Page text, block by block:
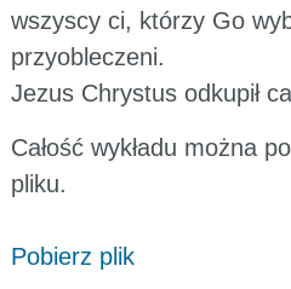
wszyscy ci, którzy Go
przyobleczeni.
Jezus Chrystus odkupił
Całość wykładu można
pliku.
Pobierz plik